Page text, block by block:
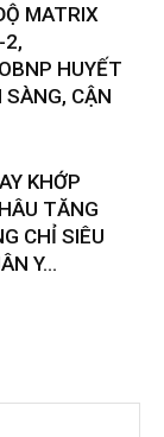
MATRIX
2,
HUYẾT
CẬN
KHỚP
TĂNG
CHỈ SIÊU
Y...